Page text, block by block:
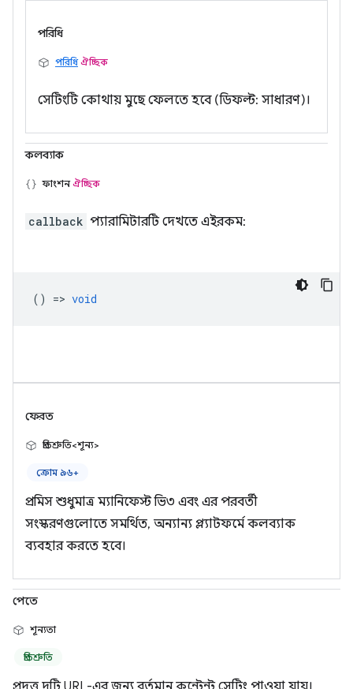
পরিধি
পরিধি ঐচ্ছিক
সেটিংটি কোথায় মুছে ফেলতে হবে (ডিফল্ট: সাধারণ)।
কলব্যাক
ফাংশনঐচ্ছিক
callback প্যারামিটারটি দেখতে এইরকম:
() => void
ফেরত
প্রতিশ্রুতি<শূন্য>
ক্রোম ৯৬+
প্রমিস শুধুমাত্র ম্যানিফেস্ট ভি৩ এবং এর পরবর্তী
সংস্করণগুলোতে সমর্থিত, অন্যান্য প্ল্যাটফর্মে কলব্যাক
ব্যবহার করতে হবে।
পেতে
শূন্যতা
প্রতিশ্রুতি